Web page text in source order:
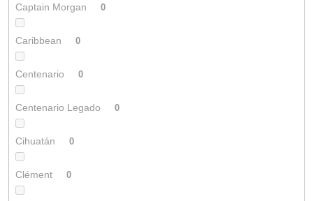
Captain Morgan 0
Caribbean 0
Centenario 0
Centenario Legado 0
Cihuatán 0
Clément 0